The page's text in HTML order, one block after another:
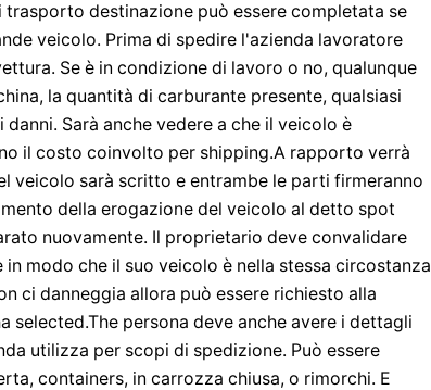
trasporto destinazione può essere completata se
veicolo. Prima di spedire l'azienda lavoratore
Se è in condizione di lavoro o no, qualunque
la quantità di carburante presente, qualsiasi
Sarà anche vedere a che il veicolo è
il costo coinvolto per shipping.A rapporto verrà
veicolo sarà scritto e entrambe le parti firmeranno
della erogazione del veicolo al detto spot
nuovamente. Il proprietario deve convalidare
modo che il suo veicolo è nella stessa circostanza
ci danneggia allora può essere richiesto alla
selected.The persona deve anche avere i dettagli
utilizza per scopi di spedizione. Può essere
containers, in carrozza chiusa, o rimorchi. E